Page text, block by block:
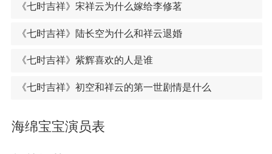
《七时吉祥》宋祥云为什么嫁给李修茗
《七时吉祥》陆长空为什么和祥云退婚
《七时吉祥》紫辉喜欢的人是谁
《七时吉祥》初空和祥云的第一世剧情是什么
海绵宝宝演员表